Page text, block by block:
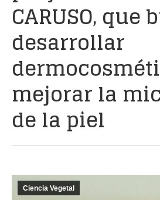
CARUSO, que
desarrollar
mejorar la
de la piel
Ciencia Vegetal